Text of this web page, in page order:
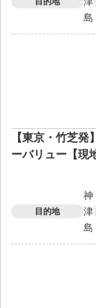
島
【東京・竹芝
ーバリュー【現
目的地
神
津
島